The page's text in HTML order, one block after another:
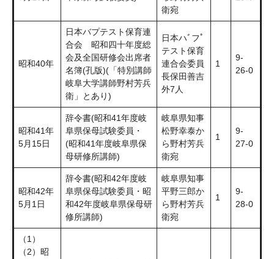
衛宛
昭和40年
日本バプテスト保育連
合会 昭和四十年度総
会及全国研修会出席者
名簿(孔版)(「特別講師
岐阜大学講師野村芳兵
衛」とあり)
日本ハﾞフﾟ
テスト保育
連合会委員
長保田善吉
外7人
1
9-
26-0
昭和41年
5月15日
辞令書(昭和41年度岐
阜県保母試験委員・
(昭和41年度岐阜県保
母研修所講師)
岐阜県知事
松野幸泰か
ら野村芳兵
衛宛
1
9-
27-0
昭和42年
5月1日
辞令書(昭和42年度岐
阜県保母試験委員・昭
和42年度岐阜県保母研
修所講師)
岐阜県知事
平野三郎か
ら野村芳兵
衛宛
1
9-
28-0
（1）
（2）昭